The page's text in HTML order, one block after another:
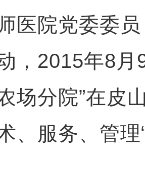
医院党委委
，2015年8月
场分院”在皮
、服务、管理